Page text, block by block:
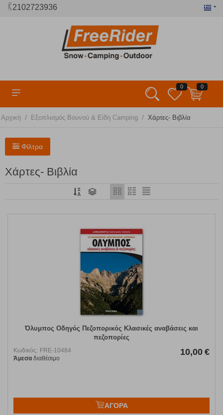
2102723936
0 0
Αρχική / Εξοπλισμός Βουνού & Είδη Camping / Χάρτες- Βιβλία
Φίλτρα
Χάρτες- Βιβλία
Όλυμπος Οδηγός Πεζοπορικός Κλασικές αναβάσεις και
πεζοπορίες
Κωδικός: FRE-10484
Άμεσα διαθέσιμο
10,00 €
ΑΓΟΡΑ